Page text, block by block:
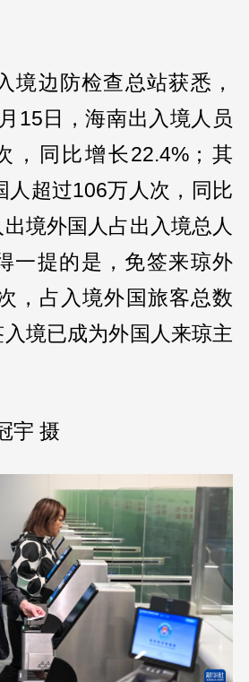
境边防检查总站获悉，
15日，海南出入境人员
，同比增长22.4%；其
人超过106万人次，同比
境外国人占出入境总人
一提的是，免签来琼外
，占入境外国旅客总数
境已成为外国人来琼主
宇 摄